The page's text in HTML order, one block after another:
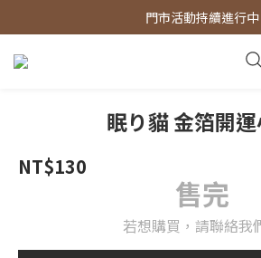
官網商品 全館滿3000 免
門市活動持續進行中
官網商品 全館滿3000 免
眠り貓 金箔開
NT$130
售完
若想購買，請聯絡我